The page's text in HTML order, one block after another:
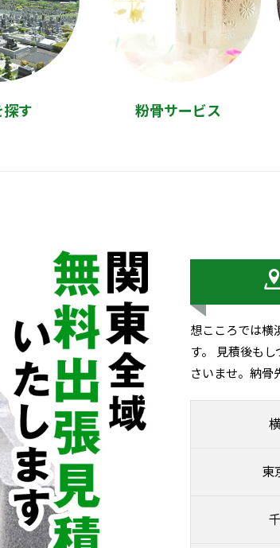
探す 粉骨サービス
想こころでは横
す。 見積後も
さいませ。納骨
東